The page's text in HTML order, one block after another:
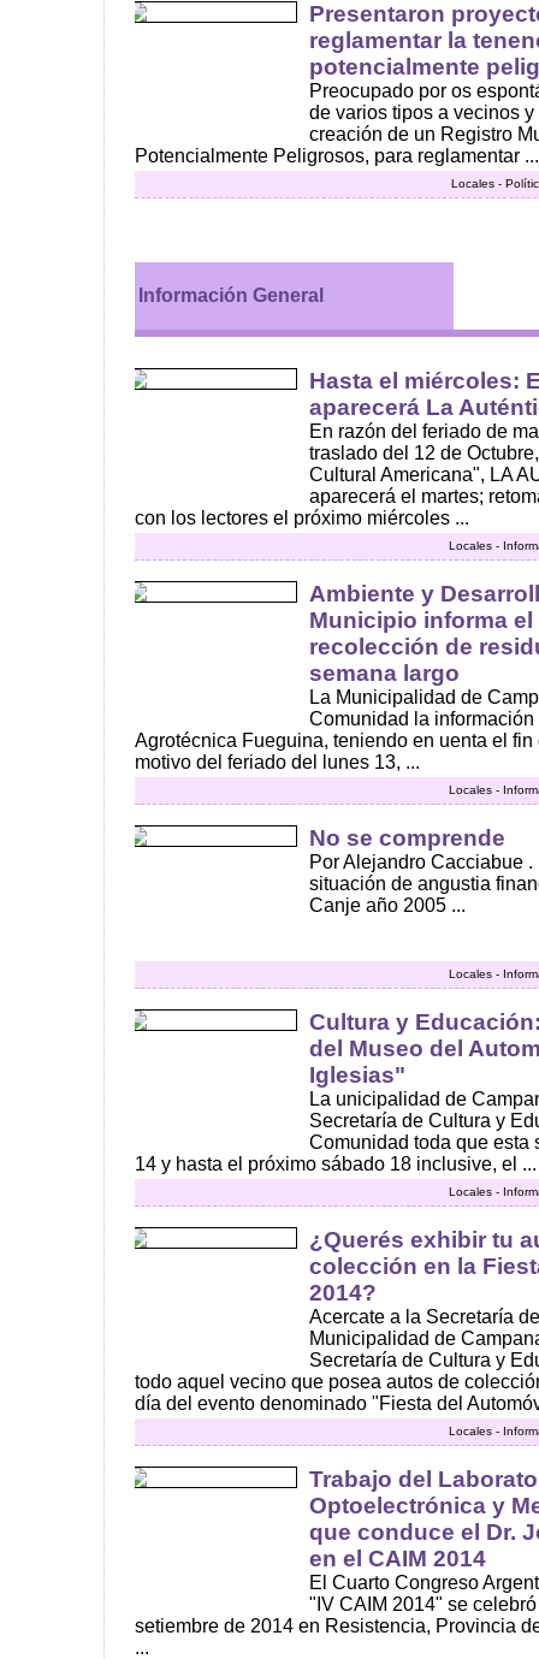
Presentaron
reglamentar la
potencialmente
Preocupado por os
de varios tipos a vecinos
creación de un Registro
Potencialmente Peligrosos, para reglamentar ...
Locales -
Información General
Hasta el miércoles:
aparecerá La
En razón del feriado de
traslado del 12 de
Cultural Americana", LA
aparecerá el martes;
con los lectores el próximo miércoles ...
Locales -
Ambiente y
Municipio informa
recolección de
semana largo
La Municipalidad de
Comunidad la
Agrotécnica Fueguina, teniendo en uenta el
motivo del feriado del lunes 13, ...
Locales -
No se comprende
Por Alejandro Cacciabue
situación de angustia
Canje año 2005 ...
Locales -
Cultura y
del Museo del
Iglesias"
La unicipalidad de
Secretaría de Cultura y
Comunidad toda que esta
14 y hasta el próximo sábado 18 inclusive, el ...
Locales -
¿Querés exhibir tu
colección en la
2014?
Acercate a la Secretaría
Municipalidad de
Secretaría de Cultura y
todo aquel vecino que posea autos de
día del evento denominado "Fiesta del
Locales -
Trabajo del
Optoelectrónica y
que conduce el Dr.
en el CAIM 2014
El Cuarto Congreso
"IV CAIM 2014" se
setiembre de 2014 en Resistencia, Provincia
...